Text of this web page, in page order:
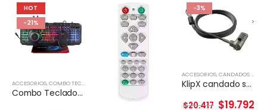
HOT
-21%
ACCESORIOS,COMBO TECLADO Y MOUSE
Combo Teclado y Mouse Kit gamer 4 en 1 Taranis Pro
-3%
ACCESORIOS,CANDADOS DE SEGURIDAD
KlipX candado seguridad con clave slot tipo WEDGE 2mts largo
$20.417 $19.792